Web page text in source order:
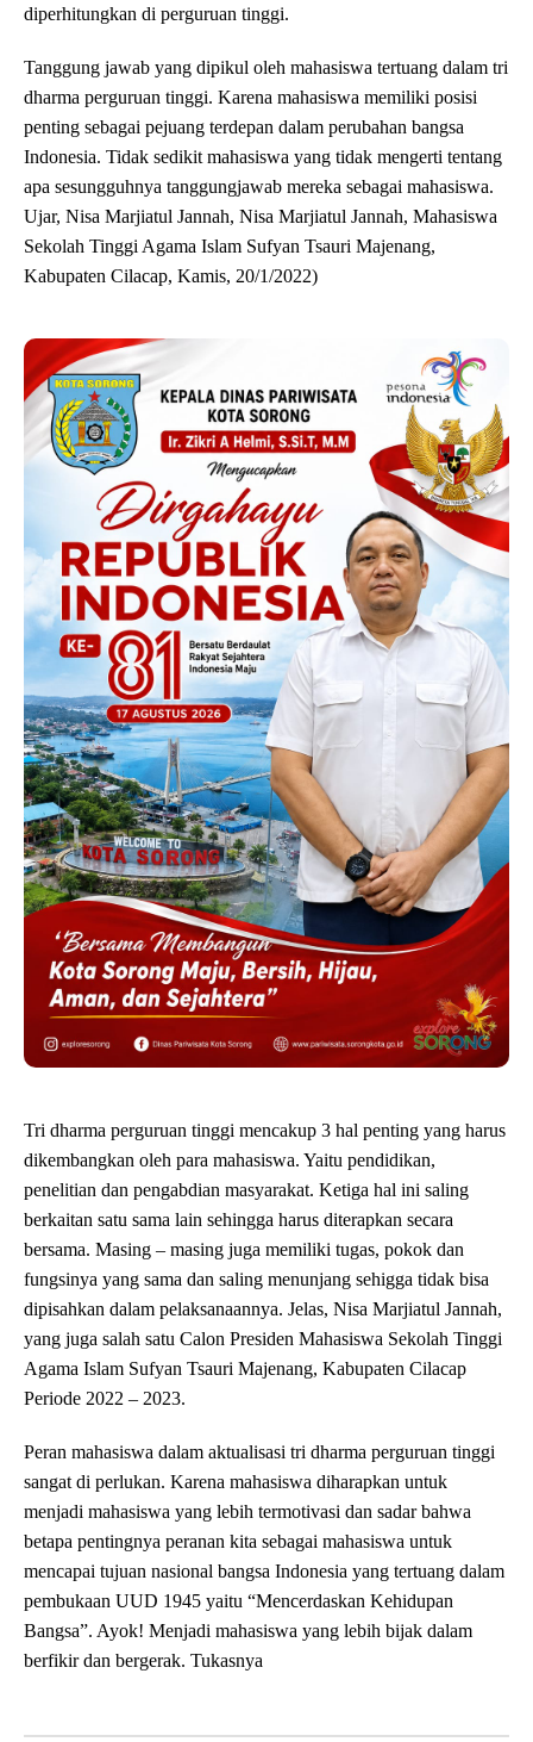
diperhitungkan di perguruan tinggi.
Tanggung jawab yang dipikul oleh mahasiswa tertuang dalam tri
dharma perguruan tinggi. Karena mahasiswa memiliki posisi
penting sebagai pejuang terdepan dalam perubahan bangsa
Indonesia. Tidak sedikit mahasiswa yang tidak mengerti tentang
apa sesungguhnya tanggungjawab mereka sebagai mahasiswa.
Ujar, Nisa Marjiatul Jannah, Nisa Marjiatul Jannah, Mahasiswa
Sekolah Tinggi Agama Islam Sufyan Tsauri Majenang,
Kabupaten Cilacap, Kamis, 20/1/2022)
Tri dharma perguruan tinggi mencakup 3 hal penting yang harus
dikembangkan oleh para mahasiswa. Yaitu pendidikan,
penelitian dan pengabdian masyarakat. Ketiga hal ini saling
berkaitan satu sama lain sehingga harus diterapkan secara
bersama. Masing – masing juga memiliki tugas, pokok dan
fungsinya yang sama dan saling menunjang sehigga tidak bisa
dipisahkan dalam pelaksanaannya. Jelas, Nisa Marjiatul Jannah,
yang juga salah satu Calon Presiden Mahasiswa Sekolah Tinggi
Agama Islam Sufyan Tsauri Majenang, Kabupaten Cilacap
Periode 2022 – 2023.
Peran mahasiswa dalam aktualisasi tri dharma perguruan tinggi
sangat di perlukan. Karena mahasiswa diharapkan untuk
menjadi mahasiswa yang lebih termotivasi dan sadar bahwa
betapa pentingnya peranan kita sebagai mahasiswa untuk
mencapai tujuan nasional bangsa Indonesia yang tertuang dalam
pembukaan UUD 1945 yaitu “Mencerdaskan Kehidupan
Bangsa”. Ayok! Menjadi mahasiswa yang lebih bijak dalam
berfikir dan bergerak. Tukasnya